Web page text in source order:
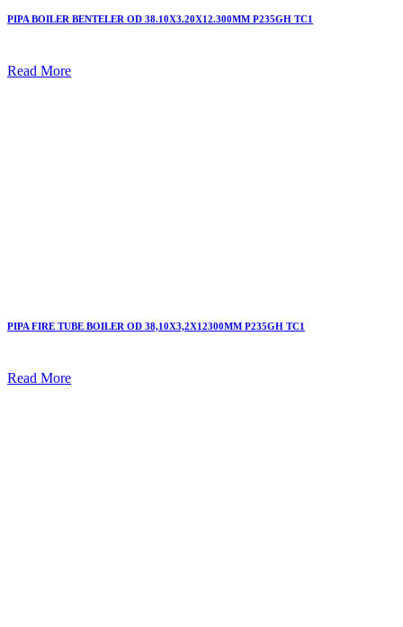
PIPA BOILER BENTELER OD 38.10X3.20X12.300MM P235GH TC1
Read More
PIPA FIRE TUBE BOILER OD 38,10X3,2X12300MM P235GH TC1
Read More